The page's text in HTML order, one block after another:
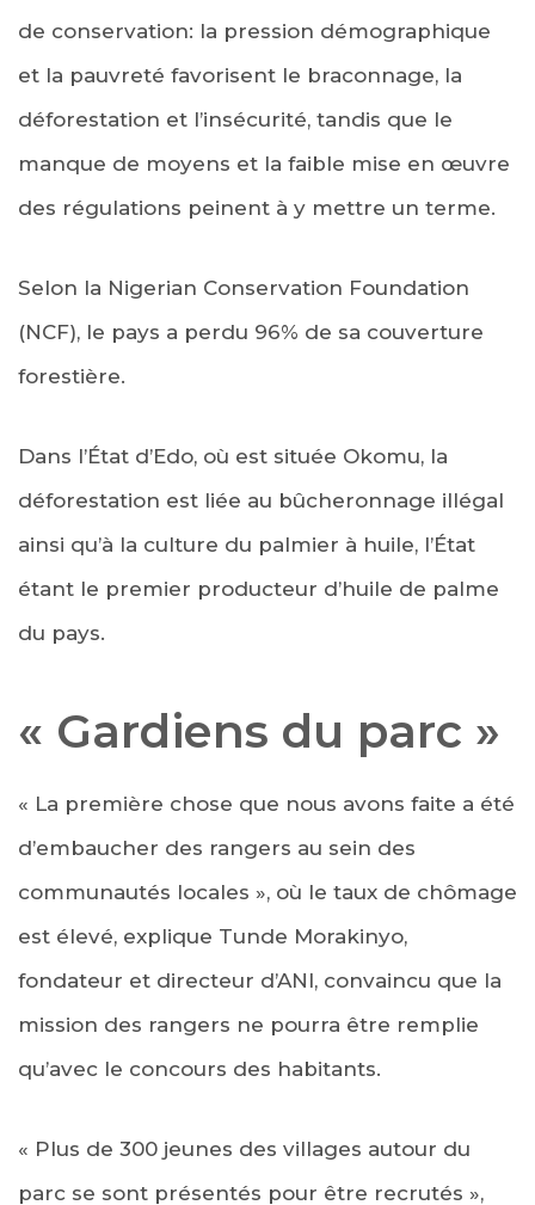
de conservation: la pression démographique
et la pauvreté favorisent le braconnage, la
déforestation et l’insécurité, tandis que le
manque de moyens et la faible mise en œuvre
des régulations peinent à y mettre un terme.
Selon la Nigerian Conservation Foundation
(NCF), le pays a perdu 96% de sa couverture
forestière.
Dans l’État d’Edo, où est située Okomu, la
déforestation est liée au bûcheronnage illégal
ainsi qu’à la culture du palmier à huile, l’État
étant le premier producteur d’huile de palme
du pays.
« Gardiens du parc »
« La première chose que nous avons faite a été
d’embaucher des rangers au sein des
communautés locales », où le taux de chômage
est élevé, explique Tunde Morakinyo,
fondateur et directeur d’ANI, convaincu que la
mission des rangers ne pourra être remplie
qu’avec le concours des habitants.
« Plus de 300 jeunes des villages autour du
parc se sont présentés pour être recrutés »,